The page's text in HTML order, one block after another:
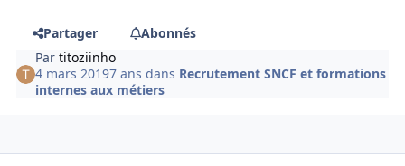
Partager
Abonnés
Partitoziinho
4 mars 20197 ans dans Recrutement SNCF et formations
internes aux métiers